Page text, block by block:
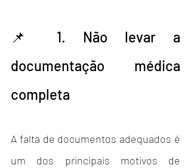
📌 1. Não levar a
documentação médica
completa
A falta de documentos adequados é
um dos principais motivos de